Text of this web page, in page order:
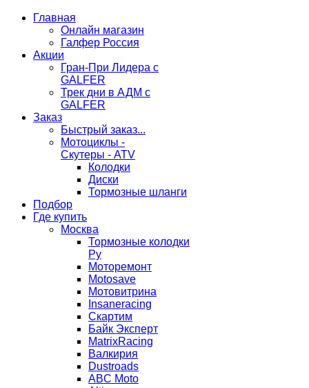
Главная
Онлайн магазин
Галфер Россия
Акции
Гран-При Лидера c
GALFER
Трек дни в АДМ с
GALFER
Заказ
Быстрый заказ...
Мотоциклы -
Скутеры - ATV
Колодки
Диски
Тормозные шланги
Подбор
Где купить
Москва
Тормозные колодки
Ру
Моторемонт
Motosave
Мотовитрина
Insaneracing
Скартим
Байк Эксперт
MatrixRacing
Валкирия
Dustroads
ABC Moto